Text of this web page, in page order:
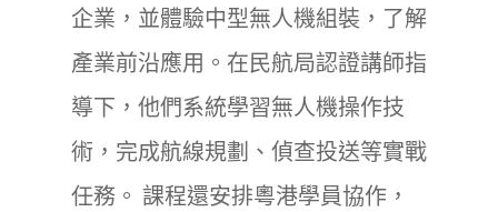
企業，並體驗中型無人機組裝，了解
產業前沿應用。在民航局認證講師指
導下，他們系統學習無人機操作技
術，完成航線規劃、偵查投送等實戰
任務。 課程還安排粵港學員協作，